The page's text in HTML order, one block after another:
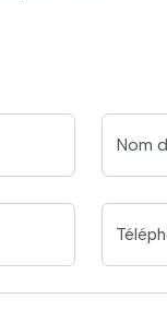
Nom